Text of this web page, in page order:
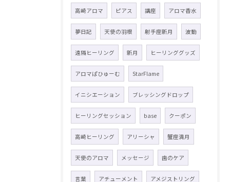
高崎アロマ ピアス 講座 アロマ香水
夢日記 天使の羽根 射手座新月 波動
遠隔ヒーリング 新月 ヒーリンググッズ
アロマぱひゅーむ StarFlame
イニシエーション ブレッシングドロップ
ヒーリングセッション base クーポン
高崎ヒーリング アリーシャ 蟹座満月
天使のアロマ メッセージ 歯のケア
言葉 アチューメント アメジストリング